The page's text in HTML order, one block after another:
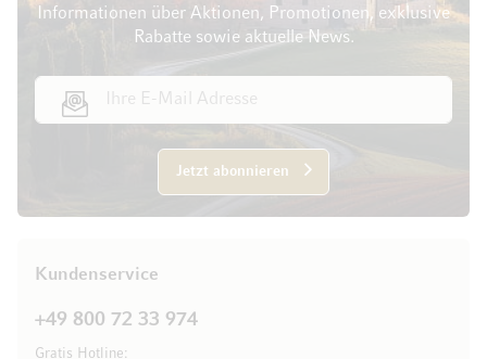
Informationen über Aktionen, Promotionen, exklusive
Rabatte sowie aktuelle News.
Jetzt abonnieren
Kundenservice
+49 800 72 33 974
Gratis Hotline: